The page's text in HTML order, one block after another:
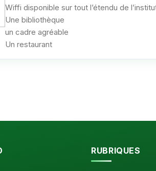
Wiffi disponible sur tout l’étendu de
Une bibliothèque
un cadre agréable
Un restaurant
RUBRIQUES